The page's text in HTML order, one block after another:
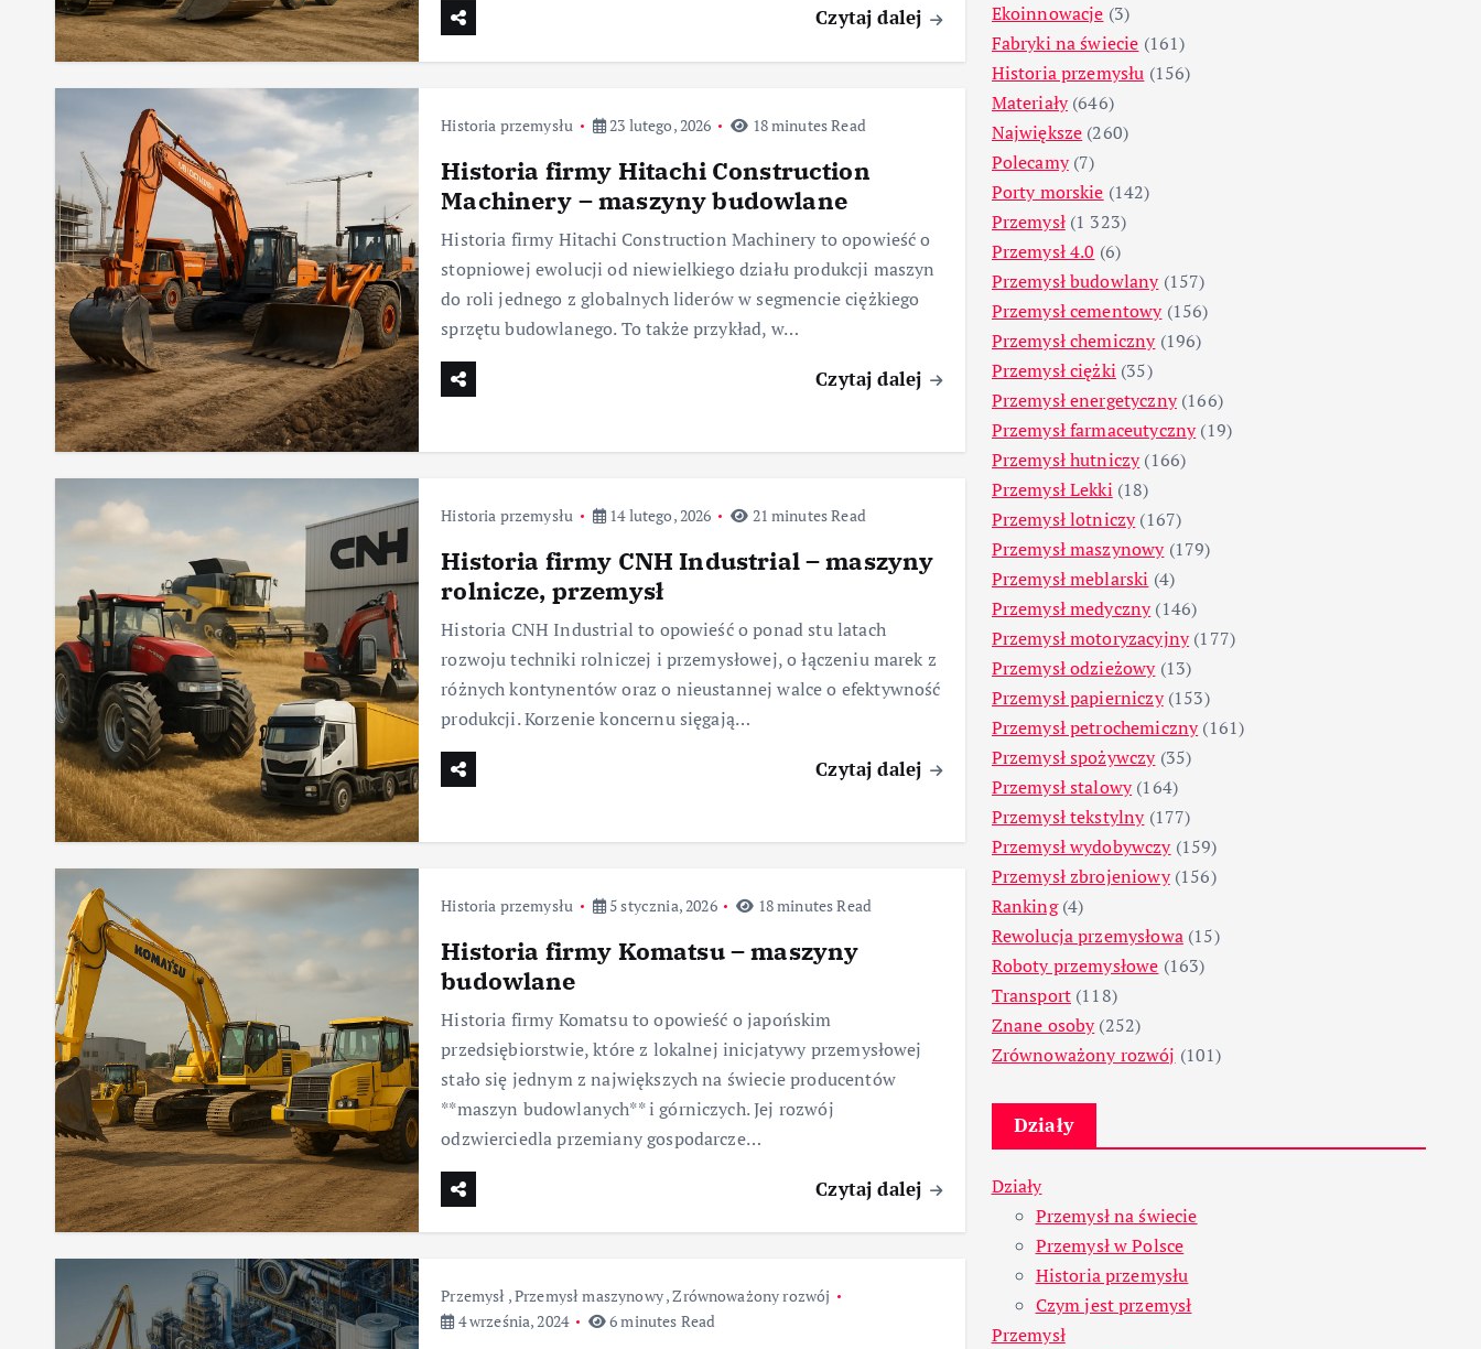
Czytaj dalej
Historia przemysłu 23 lutego, 2026 18 minutes Read
Historia firmy Hitachi Construction
Machinery – maszyny budowlane
Historia firmy Hitachi Construction Machinery to opowieść o
stopniowej ewolucji od niewielkiego działu produkcji maszyn
do roli jednego z globalnych liderów w segmencie ciężkiego
sprzętu budowlanego. To także przykład, w…
Czytaj dalej
Historia przemysłu 14 lutego, 2026 21 minutes Read
Historia firmy CNH Industrial – maszyny
rolnicze, przemysł
Historia CNH Industrial to opowieść o ponad stu latach
rozwoju techniki rolniczej i przemysłowej, o łączeniu marek z
różnych kontynentów oraz o nieustannej walce o efektywność
produkcji. Korzenie koncernu sięgają…
Czytaj dalej
Historia przemysłu 5 stycznia, 2026 18 minutes Read
Historia firmy Komatsu – maszyny
budowlane
Historia firmy Komatsu to opowieść o japońskim
przedsiębiorstwie, które z lokalnej inicjatywy przemysłowej
stało się jednym z największych na świecie producentów
**maszyn budowlanych** i górniczych. Jej rozwój
odzwierciedla przemiany gospodarcze…
Czytaj dalej
Przemysł ,Przemysł maszynowy,Zrównoważony rozwój
4 września, 2024
6 minutes Read
Ekoinnowacje (3)
Fabryki na świecie (161)
Historia przemysłu (156)
Materiały(646)
Największe (260)
Polecamy(7)
Porty morskie (142)
Przemysł(1 323)
Przemysł 4.0 (6)
Przemysł budowlany(157)
Przemysł cementowy(156)
Przemysł chemiczny(196)
Przemysł ciężki (35)
Przemysł energetyczny(166)
Przemysł farmaceutyczny(19)
Przemysł hutniczy(166)
Przemysł Lekki (18)
Przemysł lotniczy(167)
Przemysł maszynowy(179)
Przemysł meblarski (4)
Przemysł medyczny(146)
Przemysł motoryzacyjny(177)
Przemysł odzieżowy(13)
Przemysł papierniczy(153)
Przemysł petrochemiczny(161)
Przemysł spożywczy(35)
Przemysł stalowy(164)
Przemysł tekstylny(177)
Przemysł wydobywczy(159)
Przemysł zbrojeniowy(156)
Ranking(4)
Rewolucja przemysłowa(15)
Roboty przemysłowe (163)
Transport (118)
Znane osoby(252)
Zrównoważony rozwój (101)
Działy
Działy
Przemysł na świecie
Przemysł w Polsce
Historia przemysłu
Czym jest przemysł
Przemysł